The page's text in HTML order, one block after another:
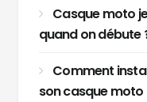
Casque moto
quand on débute
Comment
son casque moto